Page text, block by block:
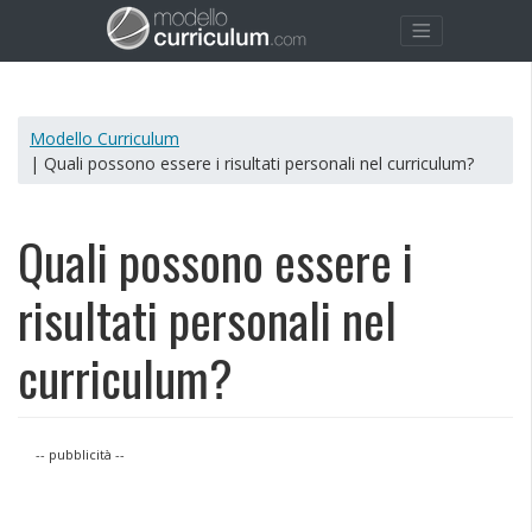
Modello Curriculum
| Quali possono essere i risultati personali nel curriculum?
Quali possono essere i
risultati personali nel
curriculum?
-- pubblicità --